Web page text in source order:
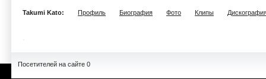
Takumi Kato: Профиль Биография Фото Клипы
Посетителей на сайте 0